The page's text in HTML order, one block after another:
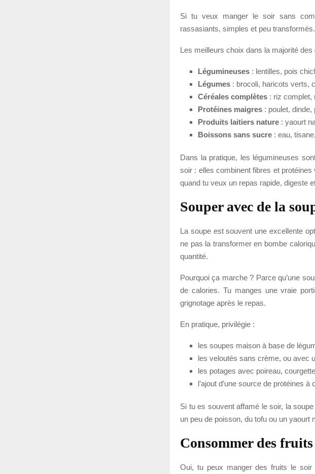
Si tu veux manger le soir sans
rassasiants, simples et peu
Les meilleurs choix dans la majorité des
Légumineuses : lentilles, pois
Légumes : brocoli, haricots verts,
Céréales complètes : riz complet,
Protéines maigres : poulet,
Produits laitiers nature : yaourt
Boissons sans sucre : eau,
Dans la pratique, les légumineuses
soir : elles combinent fibres et
quand tu veux un repas rapide, digeste
Souper avec de la
La soupe est souvent une excellente
ne pas la transformer en bombe
quantité.
Pourquoi ça marche ? Parce qu’une
de calories. Tu manges une vraie
grignotage après le repas.
En pratique, privilégie :
les soupes maison à base de
les veloutés sans crème, ou avec
les potages avec poireau,
l’ajout d’une source de protéines
Si tu es souvent affamé le soir, la
un peu de poisson, du tofu ou un yaourt
Consommer des fruits
Oui, tu peux manger des fruits le